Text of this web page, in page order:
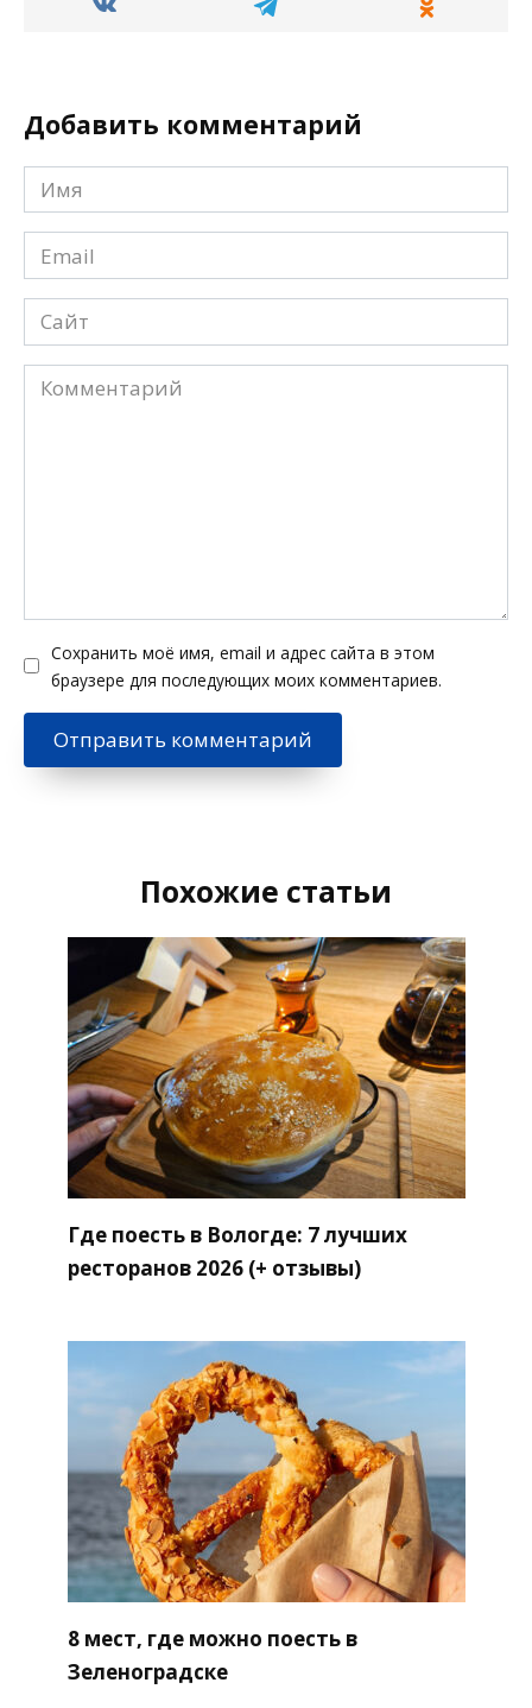
Добавить комментарий
Имя
*
Email
*
Сайт
Комментарий
Сохранить моё имя, email и адрес сайта в этом
браузере для последующих моих комментариев.
Похожие статьи
Где поесть в Вологде: 7 лучших
ресторанов 2026 (+ отзывы)
8 мест, где можно поесть в
Зеленоградске